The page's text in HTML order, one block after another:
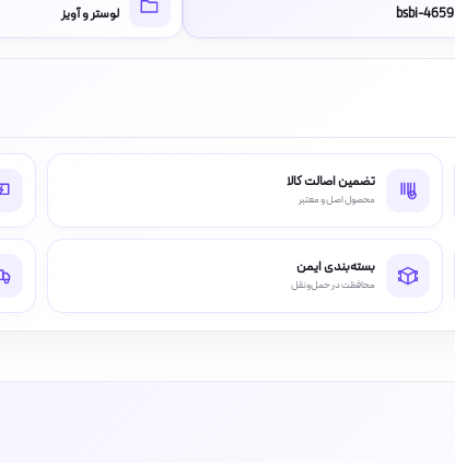
bsbi-4659 لوستر و آویز
تضمین اصالت کالا
محصول اصل و معتبر
بسته‌بندی ایمن
محافظت در حمل‌ونقل